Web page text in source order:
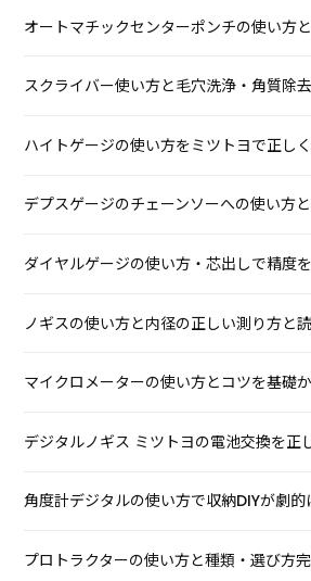
オートマチックセンターポンチの使い方
スクライバー使い方と毛穴洗浄・角質除
ハイトゲージの使い方をミツトヨで正し
デプスゲージのチェーンソーへの使い方
ダイヤルゲージの使い方・芯出しで精度
ノギスの使い方と内径の正しい測り方と
マイクロメーターの使い方とコツを基礎
デジタルノギス ミツトヨの電池交換を正
角度計デジタルの使い方で収納DIYが劇
プロトラクターの使い方と種類・選び方